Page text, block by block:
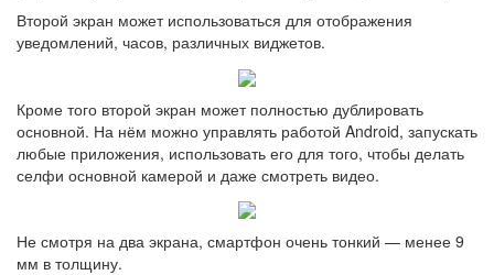
Второй экран может использоваться для отображения
уведомлений, часов, различных виджетов.
Кроме того второй экран может полностью дублировать
основной. На нём можно управлять работой Android, запускать
любые приложения, использовать его для того, чтобы делать
селфи основной камерой и даже смотреть видео.
Не смотря на два экрана, смартфон очень тонкий — менее 9
мм в толщину.